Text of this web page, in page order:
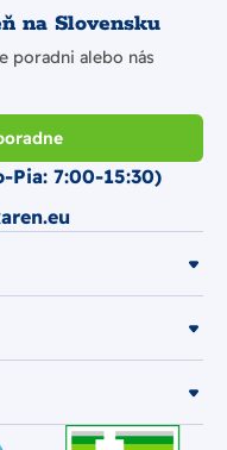
na Slovensku
poradni alebo nás
Pia: 7:00-15:30)